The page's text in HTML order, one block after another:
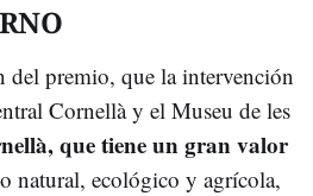
del premio, que la intervención
Cornellà y el Museu de les
que tiene un gran valor
natural, ecológico y agrícola,